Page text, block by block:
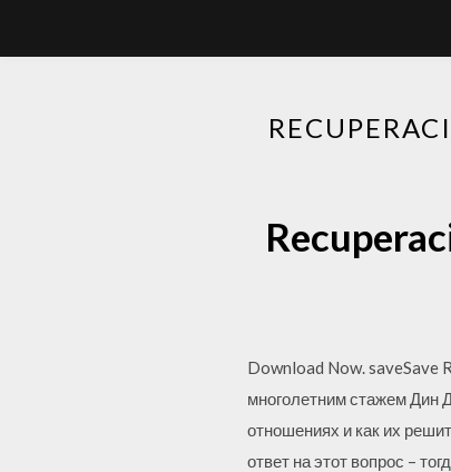
Download Now. saveSave
многолетним стажем Дин
отношениях и как их
ответ на этот вопрос –